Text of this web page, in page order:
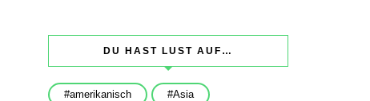
DU HAST LUST AUF…
amerikanisch Asia